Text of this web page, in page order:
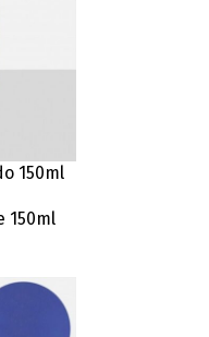
150ml
150ml